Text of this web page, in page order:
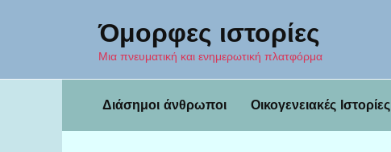
Όμορφες ιστορίες
Μια πνευματική και ενημερωτική πλατφόρμα
Διάσημοι άνθρωποι Οικογενειακές Ιστορίες